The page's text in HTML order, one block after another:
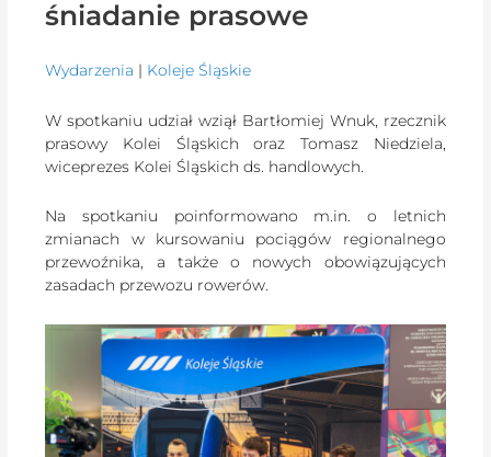
śniadanie prasowe
Wydarzenia | Koleje Śląskie
W spotkaniu udział wziął Bartłomiej Wnuk, rzecznik
prasowy Kolei Śląskich oraz Tomasz Niedziela,
wiceprezes Kolei Śląskich ds. handlowych.
Na spotkaniu poinformowano m.in. o letnich
zmianach w kursowaniu pociągów regionalnego
przewoźnika, a także o nowych obowiązujących
zasadach przewozu rowerów.